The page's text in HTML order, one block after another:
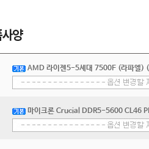
AMD 라이젠5-5세대 7500F (라파엘)
마이크론 Crucial DDR5-5600 CL46